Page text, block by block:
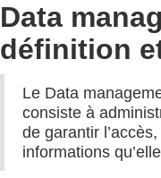
Data
définition
Le Data
consiste à
de garantir
informations